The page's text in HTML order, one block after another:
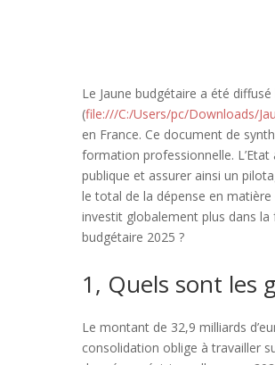
Le Jaune budgétaire a été
(file:///C:/Users/pc/Downloads/
en France. Ce document de
formation professionnelle.
publique et assurer ainsi un
le total de la dépense en
investit globalement plus dans la
budgétaire 2025 ?
1, Quels sont les
Le montant de 32,9 milliards
consolidation oblige à travailler